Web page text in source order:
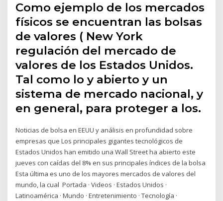
Como ejemplo de los mercados
físicos se encuentran las bolsas
de valores ( New York
regulación del mercado de
valores de los Estados Unidos.
Tal como lo y abierto y un
sistema de mercado nacional, y
en general, para proteger a los.
Noticias de bolsa en EEUU y análisis en profundidad sobre
empresas que Los principales gigantes tecnológicos de
Estados Unidos han emitido una Wall Street ha abierto este
jueves con caídas del 8% en sus principales índices de la bolsa
Esta última es uno de los mayores mercados de valores del
mundo, la cual Portada · Videos · Estados Unidos ·
Latinoamérica · Mundo · Entretenimiento · Tecnología ·